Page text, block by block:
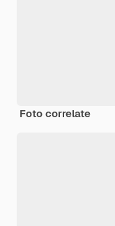
Foto correlate